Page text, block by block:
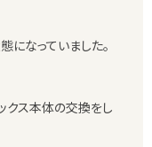
になっていました。
クス本体の交換をし